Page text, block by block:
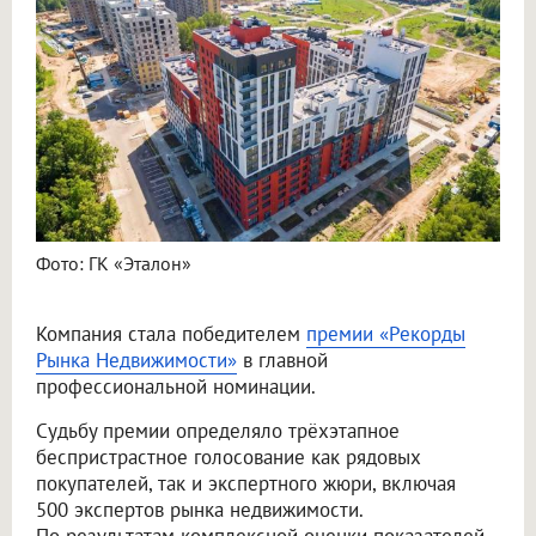
Фото: ГК «Эталон»
Компания стала победителем премии «Рекорды
Рынка Недвижимости» в главной
профессиональной номинации.
Судьбу премии определяло трёхэтапное
беспристрастное голосование как рядовых
покупателей, так и экспертного жюри, включая
500 экспертов рынка недвижимости.